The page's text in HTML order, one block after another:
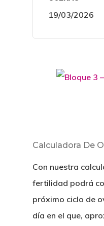
19/03/2026
Calculadora De
Con nuestra
fertilidad podrá
próximo ciclo de
día en el que,